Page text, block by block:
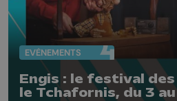
EVÈNEMENTS
Engis : le festival
le Tchafornis, du 3